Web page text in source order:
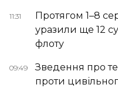
11:31
Протягом 1–8
уразили ще 12
флоту
09:49
Зведення про
проти